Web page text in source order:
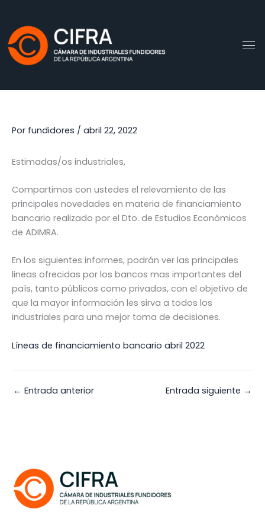
contenido
Por fundidores / abril 22, 2022
Estimadas/os industriales,
Compartimos con ustedes el relevamiento de las
principales novedades en materia de financiamiento
bancario realizado por el Dto. de Estudios Económicos
de ADIMRA.
En los siguientes informes, podrán ver las principales
lineas ofrecidas por los bancos mas importantes del
país, tanto públicos como privados, con el objetivo de
que la mayor información les sirva a todos los
industriales para una mejor toma de decisiones.
Líneas de financiamiento bancario abril 2022
← Entrada anterior Entrada siguiente →